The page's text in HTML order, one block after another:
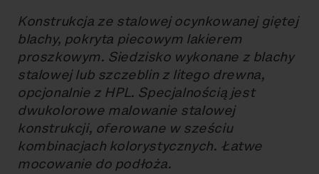
Konstrukcja ze stalowej ocynkowanej giętej
blachy, pokryta piecowym lakierem
proszkowym. Siedzisko wykonane z blachy
stalowej lub szczeblin z litego drewna,
opcjonalnie z HPL. Specjalnością jest
dwukolorowe malowanie stalowej
konstrukcji, oferowane w sześciu
kombinacjach kolorystycznych. Łatwe
mocowanie do podłoża.